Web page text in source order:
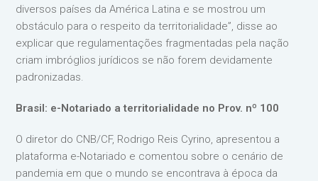
diversos países da América Latina e se mostrou um
obstáculo para o respeito da territorialidade”, disse ao
explicar que regulamentações fragmentadas pela nação
criam imbróglios jurídicos se não forem devidamente
padronizadas.
Brasil: e-Notariado a territorialidade no Prov. nº 100
O diretor do CNB/CF, Rodrigo Reis Cyrino, apresentou a
plataforma e-Notariado e comentou sobre o cenário de
pandemia em que o mundo se encontrava à época da